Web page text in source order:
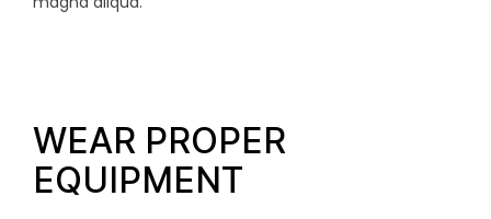
WEAR PROPER
EQUIPMENT